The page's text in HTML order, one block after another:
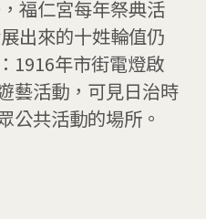
出來的十姓輪值仍
1916年市街電燈啟
藝活動，可見日治時
公共活動的場所。